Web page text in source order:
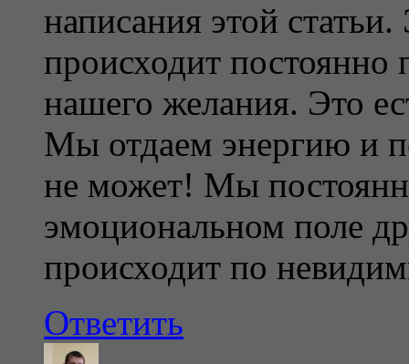
написания этой
происходит
нашего желания. Это
Мы отдаем энергию и
не может! Мы
эмоциональном поле
происходит по
Ответить